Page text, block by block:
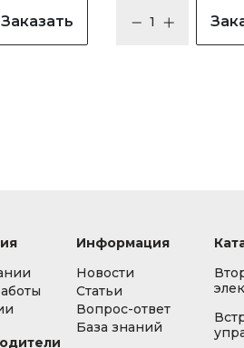
Заказать
Информация
Новости
Статьи
Вопрос-ответ
База знаний